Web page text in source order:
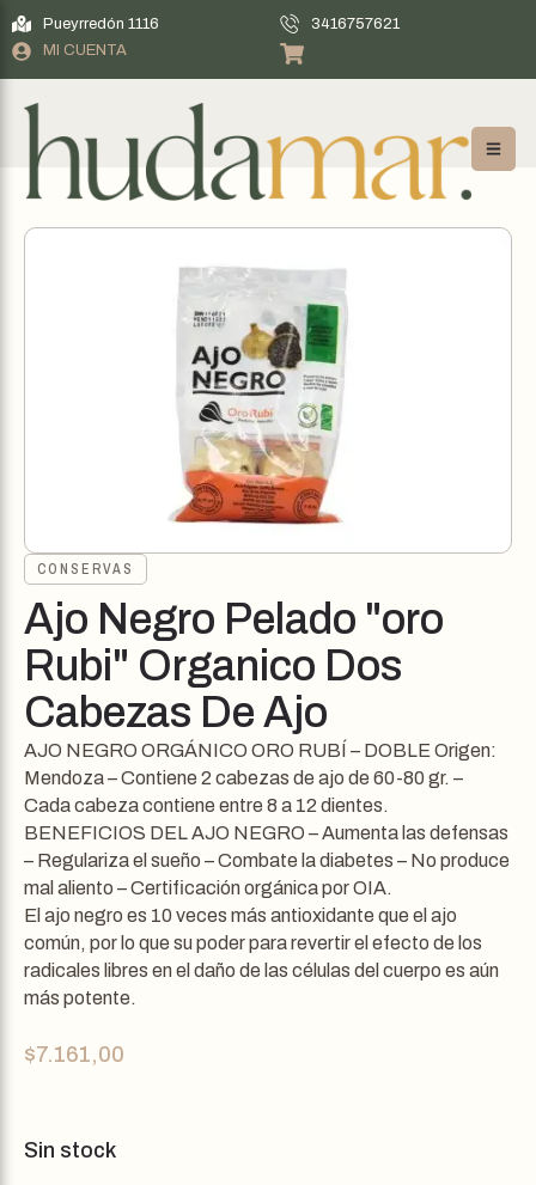
Pueyrredón 1116
3416757621
MI CUENTA
CONSERVAS
Ajo Negro Pelado "oro
Rubi" Organico Dos
Cabezas De Ajo
AJO NEGRO ORGÁNICO ORO RUBÍ – DOBLE Origen:
Mendoza – Contiene 2 cabezas de ajo de 60-80 gr. –
Cada cabeza contiene entre 8 a 12 dientes.
BENEFICIOS DEL AJO NEGRO – Aumenta las defensas
– Regulariza el sueño – Combate la diabetes – No produce
mal aliento – Certificación orgánica por OIA.
El ajo negro es 10 veces más antioxidante que el ajo
común, por lo que su poder para revertir el efecto de los
radicales libres en el daño de las células del cuerpo es aún
más potente.
$7.161,00
Sin stock